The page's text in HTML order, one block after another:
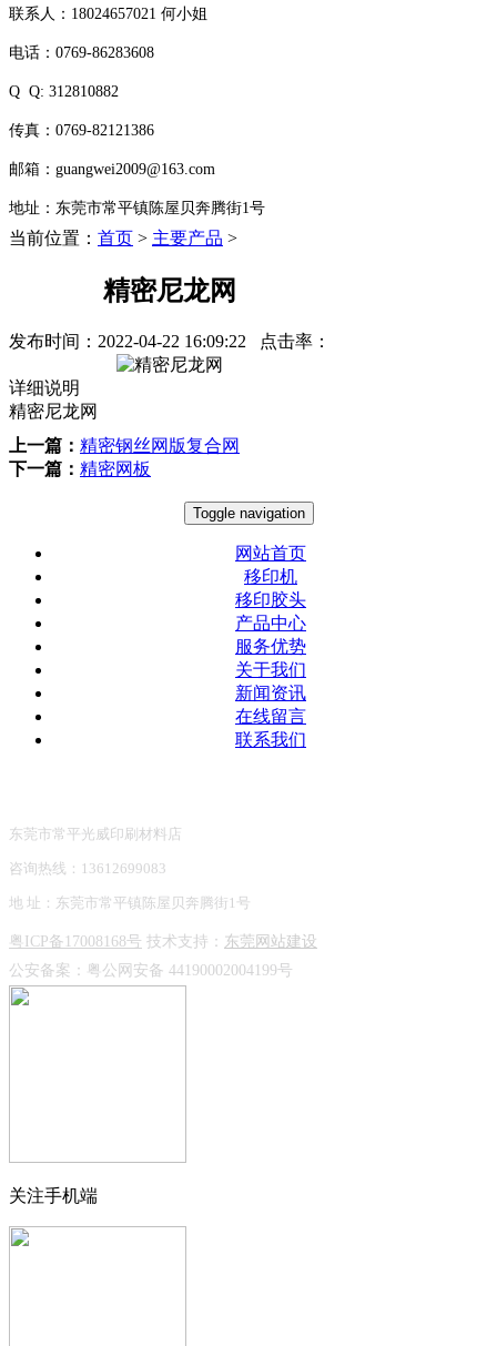
联系人：18024657021 何小姐
电话：0769-86283608
Q Q: 312810882
传真：0769-82121386
邮箱：guangwei2009@163.com
地址：东莞市常平镇陈屋贝奔腾街1号
当前位置： 首页 > 主要产品 >
精密尼龙网
发布时间： 2022-04-22 16:09:22 点击率：
详细说明
精密尼龙网
上一篇： 精密钢丝网版复合网
下一篇： 精密网板
Toggle navigation
网站首页
移印机
移印胶头
产品中心
服务优势
关于我们
新闻资讯
在线留言
联系我们
东莞市常平光威印刷材料店
咨询热线：13612699083
地 址：东莞市常平镇陈屋贝奔腾街1号
粤ICP备17008168号 技术支持： 东莞网站建设
公安备案： 粤公网安备 44190002004199号
关注手机端